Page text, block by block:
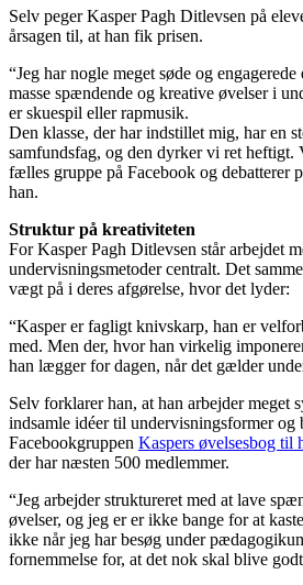
Selv peger Kasper Pagh Ditlevsen på
årsagen til, at han fik prisen.
“Jeg har nogle meget søde og
masse spændende og kreative øvelser i
er skuespil eller rapmusik.
Den klasse, der har indstillet mig, har en
samfundsfag, og den dyrker vi ret heftigt.
fælles gruppe på Facebook og debatterer
han.
Struktur på kreativiteten
For Kasper Pagh Ditlevsen står arbejdet
undervisningsmetoder centralt. Det
vægt på i deres afgørelse, hvor det lyder:
“Kasper er fagligt knivskarp, han er
med. Men der, hvor han virkelig
han lægger for dagen, når det gælder
Selv forklarer han, at han arbejder meget
indsamle idéer til undervisningsformer og
Facebookgruppen Kaspers øvelsesbog til
der har næsten 500 medlemmer.
“Jeg arbejder struktureret med at lave
øvelser, og jeg er er ikke bange for at
ikke når jeg har besøg under
fornemmelse for, at det nok skal blive